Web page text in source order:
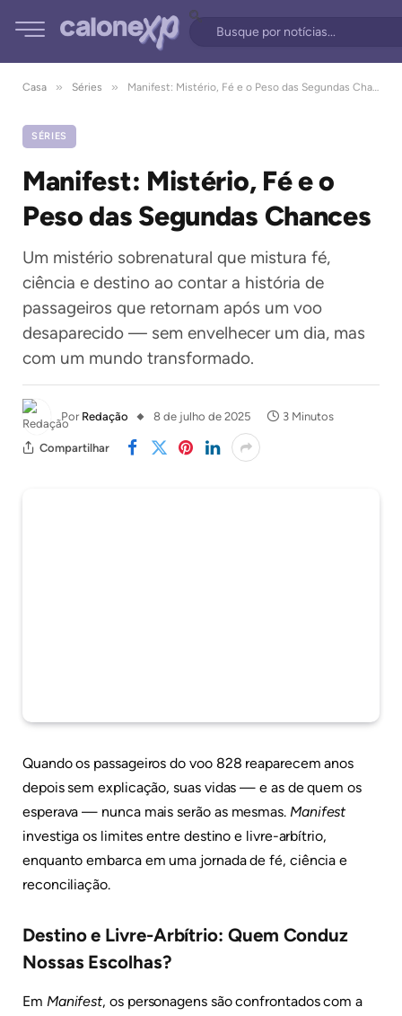
Casa » Séries » Manifest: Mistério, Fé e o Peso das Segundas Chances
SÉRIES
Manifest: Mistério, Fé e o
Peso das Segundas Chances
Um mistério sobrenatural que mistura fé,
ciência e destino ao contar a história de
passageiros que retornam após um voo
desaparecido — sem envelhecer um dia, mas
com um mundo transformado.
Por Redação 8 de julho de 2025 3 Minutos
Compartilhar
Quando os passageiros do voo 828 reaparecem anos
depois sem explicação, suas vidas — e as de quem os
esperava — nunca mais serão as mesmas. Manifest
investiga os limites entre destino e livre-arbítrio,
enquanto embarca em uma jornada de fé, ciência e
reconciliação.
Destino e Livre-Arbítrio: Quem Conduz
Nossas Escolhas?
Em Manifest, os personagens são confrontados com a